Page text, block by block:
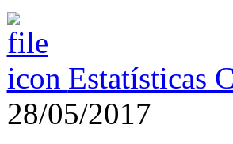
Estatísticas
28/05/2017